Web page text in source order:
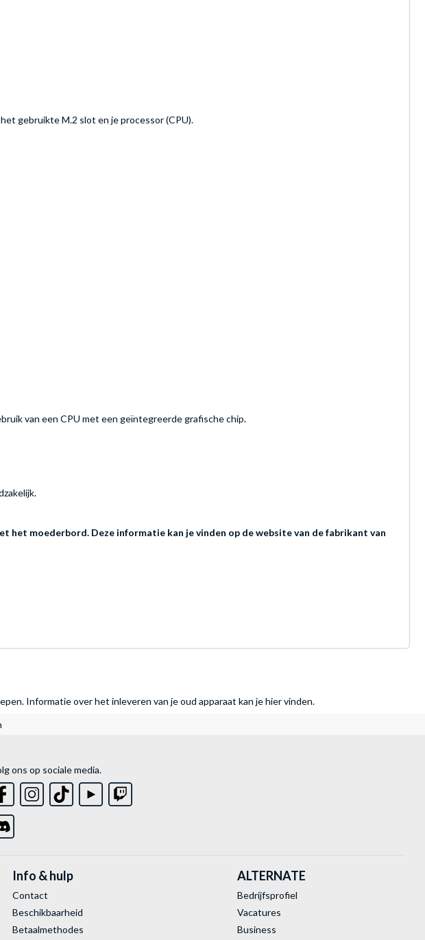
gebruikte M.2 slot en je processor (CPU).
van een CPU met een geïntegreerde grafische chip.
het moederbord. Deze informatie kan je vinden op de website van de fabrikant van
Informatie over het inleveren van je oud apparaat kan je hier vinden.
ons op sociale media.
Info & hulp
Contact
Beschikbaarheid
Betaalmethodes
ALTERNATE
Bedrijfsprofiel
Vacatures
Business